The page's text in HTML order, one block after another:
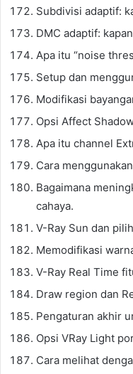
Subdivisi adaptif:
DMC adaptif:
Apa itu “noise
Setup dan
Modifikasi
Opsi Affect
Apa itu channel
Cara
Bagaimana
cahaya.
V-Ray Sun dan
Memodifikasi
V-Ray Real Time
Draw region dan
Pengaturan akhir
Opsi VRay Light
Cara melihat